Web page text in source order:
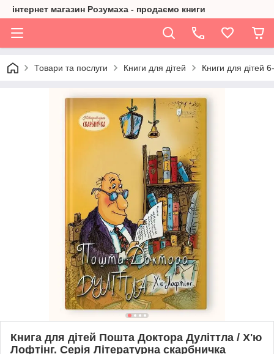
інтернет магазин Розумаха - продаємо книги
Товари та послуги Книги для дітей Книги для дітей
Книга для дітей Пошта Доктора Дуліттла / Х'ю
Лофтінг. Серія Літературна скарбничка